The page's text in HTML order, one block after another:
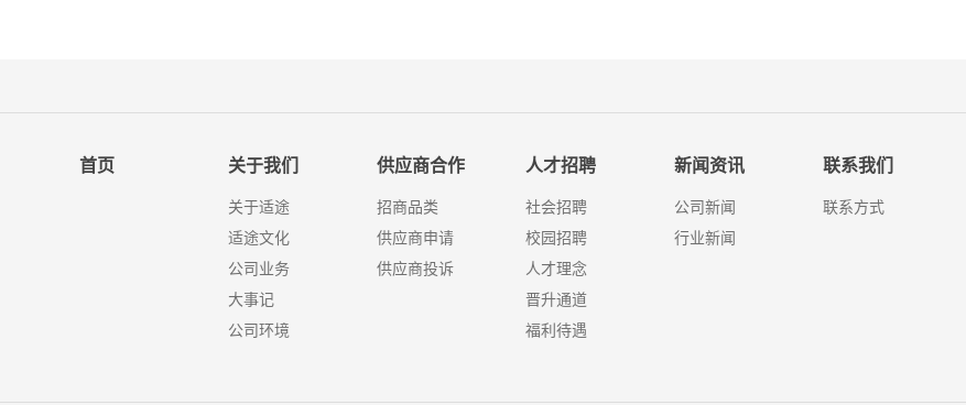
首页 关于我们
关于适途
适途文化
公司业务
大事记
公司环境
供应商合作
招商品类
供应商申请
供应商投诉
人才招聘
社会招聘
校园招聘
人才理念
晋升通道
福利待遇
新闻资讯
公司新闻
行业新闻
联系我们
联系方式